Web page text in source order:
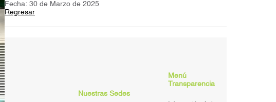
Fecha: 30 de Marzo de 2025
Regresar
Nuestras Sedes
Menú
Transparencia